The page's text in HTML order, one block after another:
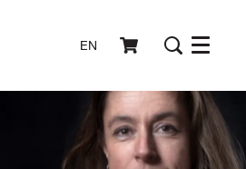
EN Menu